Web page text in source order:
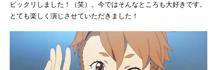
ビックリしました！（笑）。今ではそんなところも大好きです。
とても楽しく演じさせていただきました！